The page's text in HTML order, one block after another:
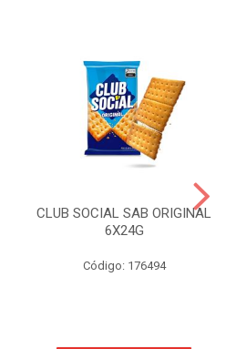
CLUB SOCIAL SAB ORIGINAL
6X24G
Código: 176494